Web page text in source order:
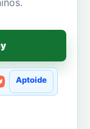
Aptoide